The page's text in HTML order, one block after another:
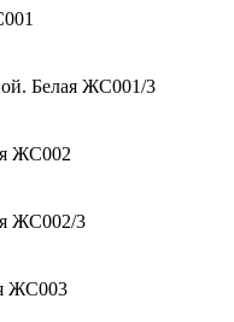
Белая ЖС001/3
ЖС002
ЖС002/3
ЖС003